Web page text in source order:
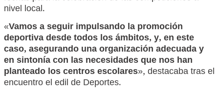
nivel local.
«Vamos a seguir impulsando la promoción
deportiva desde todos los ámbitos, y, en este
caso, asegurando una organización adecuada y
en sintonía con las necesidades que nos han
planteado los centros escolares», destacaba tras el
encuentro el edil de Deportes.